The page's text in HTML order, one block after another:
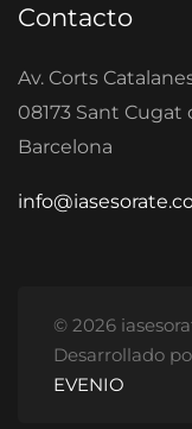
Contacto
Av. Corts
08173 Sant Cugat
Barcelona
© 2026
Desarrollado
EVENIO